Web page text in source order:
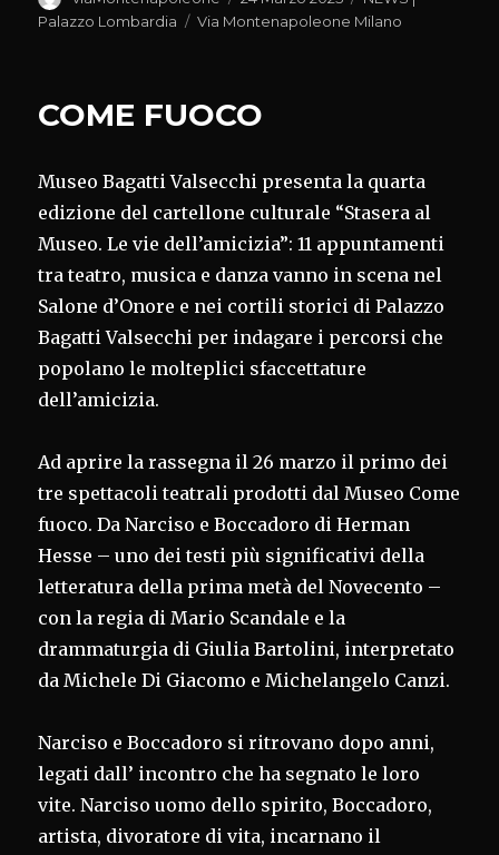
il
Palazzo Lombardia
Tag
Via Montenapoleone Milano
COME FUOCO
Museo Bagatti Valsecchi presenta la quarta
edizione del cartellone culturale “Stasera al
Museo. Le vie dell’amicizia”: 11 appuntamenti
tra teatro, musica e danza vanno in scena nel
Salone d’Onore e nei cortili storici di Palazzo
Bagatti Valsecchi per indagare i percorsi che
popolano le molteplici sfaccettature
dell’amicizia.
Ad aprire la rassegna il 26 marzo il primo dei
tre spettacoli teatrali prodotti dal Museo Come
fuoco. Da Narciso e Boccadoro di Herman
Hesse – uno dei testi più significativi della
letteratura della prima metà del Novecento –
con la regia di Mario Scandale e la
drammaturgia di Giulia Bartolini, interpretato
da Michele Di Giacomo e Michelangelo Canzi.
Narciso e Boccadoro si ritrovano dopo anni,
legati dall’ incontro che ha segnato le loro
vite. Narciso uomo dello spirito, Boccadoro,
artista, divoratore di vita, incarnano il